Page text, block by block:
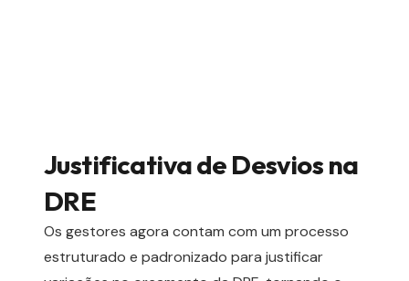
Justificativa de Desvios na
DRE
Os gestores agora contam com um processo
estruturado e padronizado para justificar